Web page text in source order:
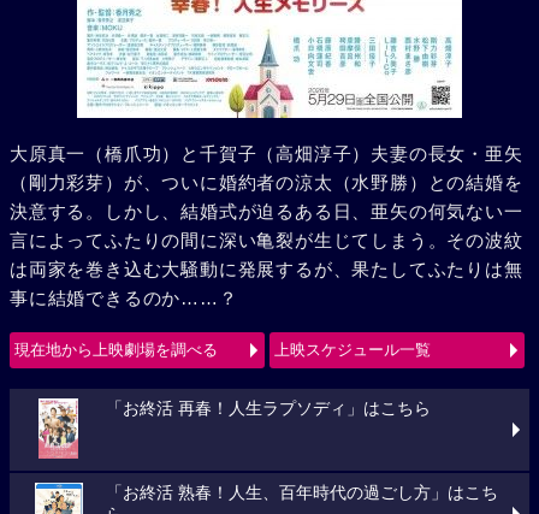
大原真一（橋爪功）と千賀子（高畑淳子）夫妻の長女・亜矢
（剛力彩芽）が、ついに婚約者の涼太（水野勝）との結婚を
決意する。しかし、結婚式が迫るある日、亜矢の何気ない一
言によってふたりの間に深い亀裂が生じてしまう。その波紋
は両家を巻き込む大騒動に発展するが、果たしてふたりは無
事に結婚できるのか……？
現在地から上映劇場を調べる 上映スケジュール一覧
「お終活 再春！人生ラプソディ」はこちら
「お終活 熟春！人生、百年時代の過ごし方」はこち